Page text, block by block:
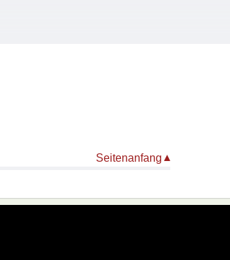
Seitenanfang